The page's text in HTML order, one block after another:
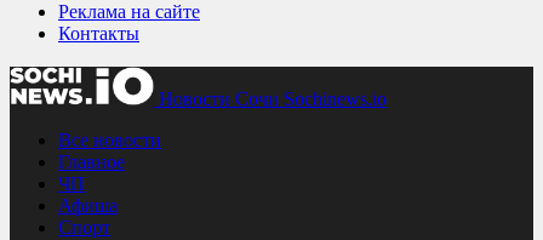
Реклама на сайте
Контакты
Новости Сочи Sochinews.io
Все новости
Главное
ЧП
Афиша
Спорт